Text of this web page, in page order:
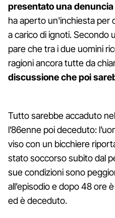
presentato una denuncia
ha aperto un'inchiesta per
a carico di ignoti. Secondo
pare che tra i due uomini
ragioni ancora tutte da
discussione che poi
Tutto sarebbe accaduto
l’86enne poi deceduto:
viso con un bicchiere
stato soccorso subito dal
sue condizioni sono
all’episodio e dopo 48 ore
ed è deceduto.